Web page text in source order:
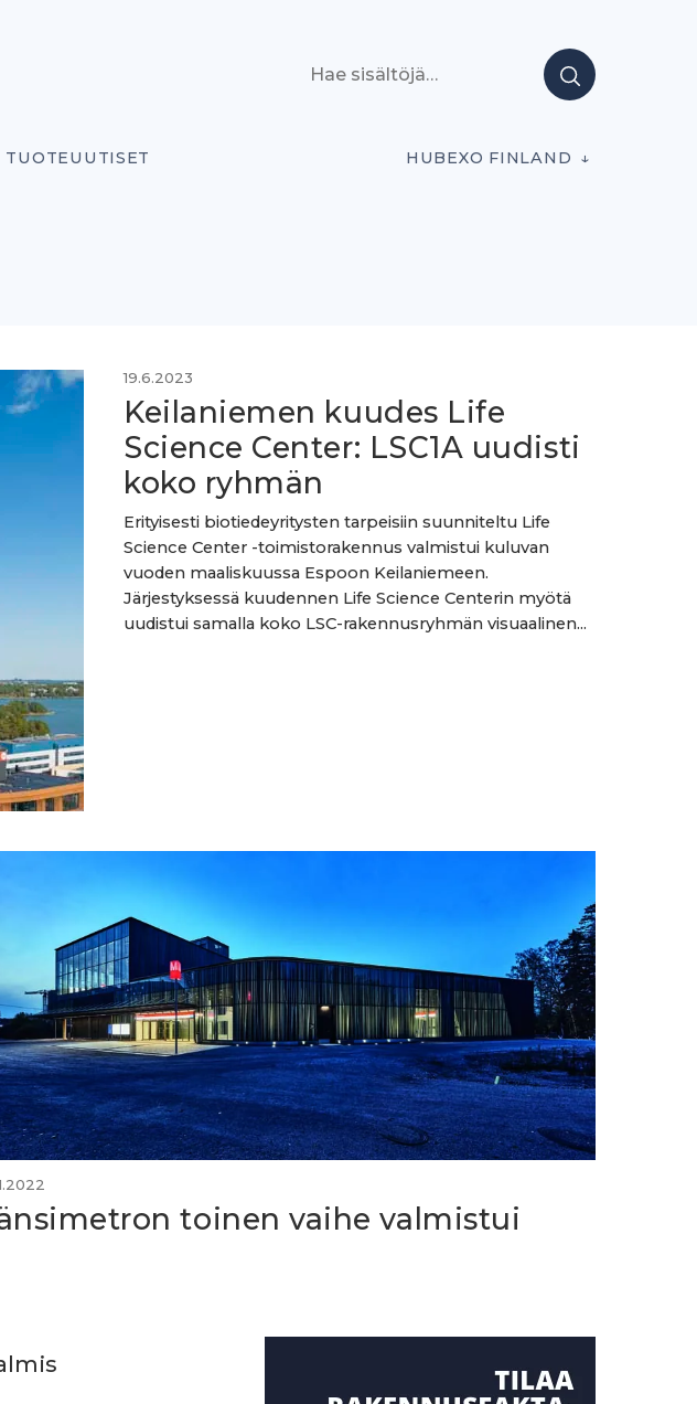
HUBEXO FINLAND
19.6.2023
Keilaniemen kuudes Life
Science Center: LSC1A uudisti
koko ryhmän
Erityisesti biotiedeyritysten tarpeisiin suunniteltu Life
Science Center -toimistorakennus valmistui kuluvan
vuoden maaliskuussa Espoon Keilaniemeen.
Järjestyksessä kuudennen Life Science Centerin myötä
uudistui samalla koko LSC-rakennusryhmän visuaalinen...
toinen vaihe valmistui